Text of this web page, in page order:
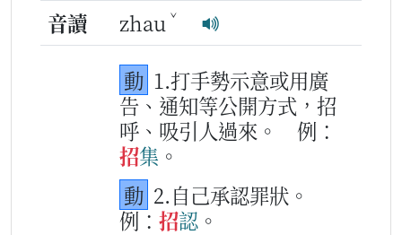
音讀 zhau ˇ
動 1.打手勢示意或用廣
告、通知等公開方式，招
呼、吸引人過來。
例：
招集 。
動 2.自己承認罪狀。
例： 招認 。